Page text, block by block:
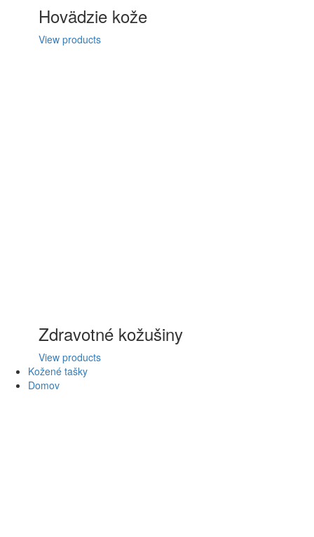
Hovädzie kože
View products
Zdravotné kožušiny
View products
Kožené tašky
Domov